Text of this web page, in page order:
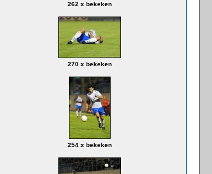
262 x bekeken
270 x bekeken
254 x bekeken